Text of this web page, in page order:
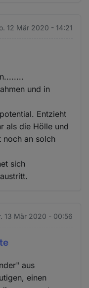
12 Mär 2020 - 14:21
und in
Entzieht
als die Hölle und
noch an solch
sich
13 Mär 2020 - 00:56
aus
einen